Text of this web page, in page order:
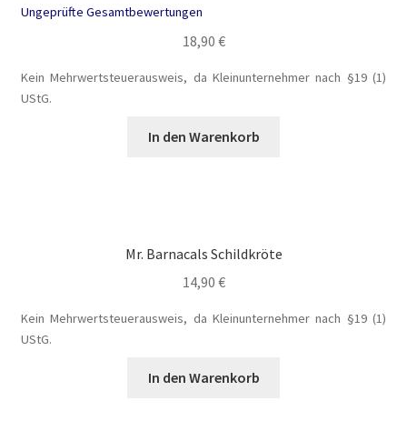
Fantasy
Gilbert Faunus – Im Schatten des Zweihorns
Im Schatten des Wolfsmondes – Der letzte Alpha
5.00von 5
Ungeprüfte Gesamtbewertungen
18,90 €
Kein Mehrwertsteuerausweis, da Kleinunternehmer nach §19 (1)
UStG.
In den Warenkorb
Mr. Barnacals Schildkröte
14,90 €
Kein Mehrwertsteuerausweis, da Kleinunternehmer nach §19 (1)
UStG.
In den Warenkorb